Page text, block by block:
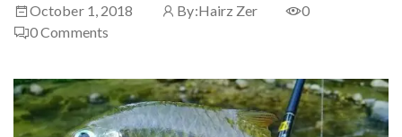
October 1, 2018 By:Hairz Zer
0
0Comments